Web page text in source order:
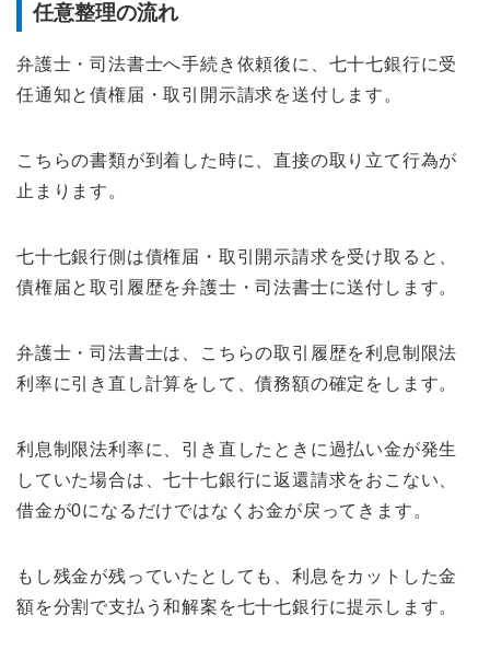
任意整理の流れ
弁護士・司法書士へ手続き依頼後に、七十七銀行に受
任通知と債権届・取引開示請求を送付します。
こちらの書類が到着した時に、直接の取り立て行為が
止まります。
七十七銀行側は債権届・取引開示請求を受け取ると、
債権届と取引履歴を弁護士・司法書士に送付します。
弁護士・司法書士は、こちらの取引履歴を利息制限法
利率に引き直し計算をして、債務額の確定をします。
利息制限法利率に、引き直したときに過払い金が発生
していた場合は、七十七銀行に返還請求をおこない、
借金が0になるだけではなくお金が戻ってきます。
もし残金が残っていたとしても、利息をカットした金
額を分割で支払う和解案を七十七銀行に提示します。